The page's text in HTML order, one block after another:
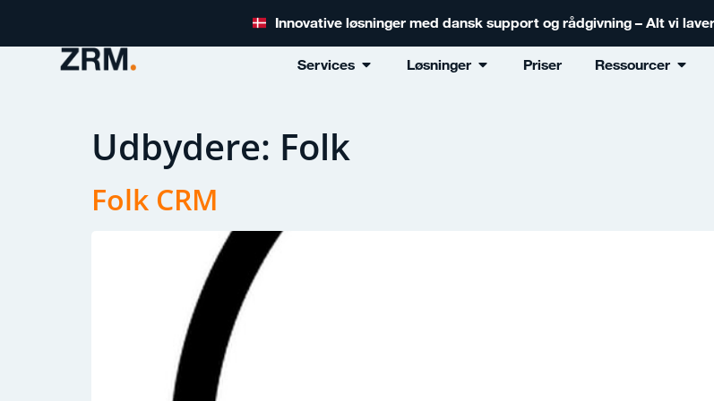
Innovative løsninger med dansk support og rådgivning – Alt vi
Services Løsninger Priser Ressourcer
Udbydere: Folk
Folk CRM